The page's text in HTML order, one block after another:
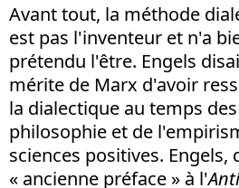
Avant tout, la méthode
est pas l'inventeur et n'a
prétendu l'être. Engels
mérite de Marx d'avoir
la dialectique au temps
philosophie et de
sciences positives. Engels,
« ancienne préface » à l'